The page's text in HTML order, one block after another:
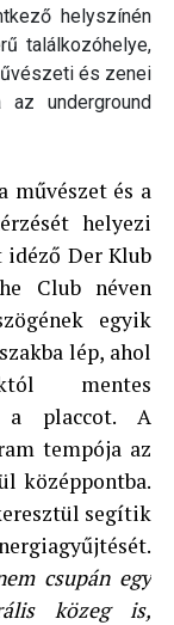
helyszínén
találkozóhelye,
és zenei
az underground
művészet és a
helyezi
Der Klub
Club néven
egyik
lép, ahol
mentes
a placcot. A
tempója az
középpontba.
segítik
csupán egy
közeg is,